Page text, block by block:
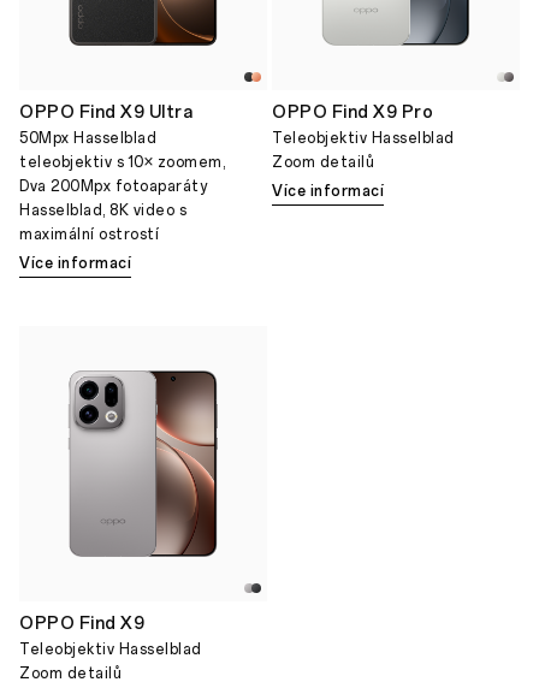
OPPO Find X9 Ultra
50Mpx Hasselblad
teleobjektiv s 10× zoomem,
Dva 200Mpx fotoaparáty
Hasselblad, 8K video s
maximální ostrostí
Více informací
OPPO Find X9 Pro
Teleobjektiv Hasselblad
Zoom detailů
Více informací
OPPO Find X9
Teleobjektiv Hasselblad
Zoom detailů